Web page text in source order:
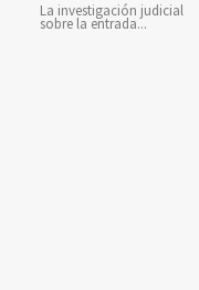
La investigación judicial
sobre la entrada...